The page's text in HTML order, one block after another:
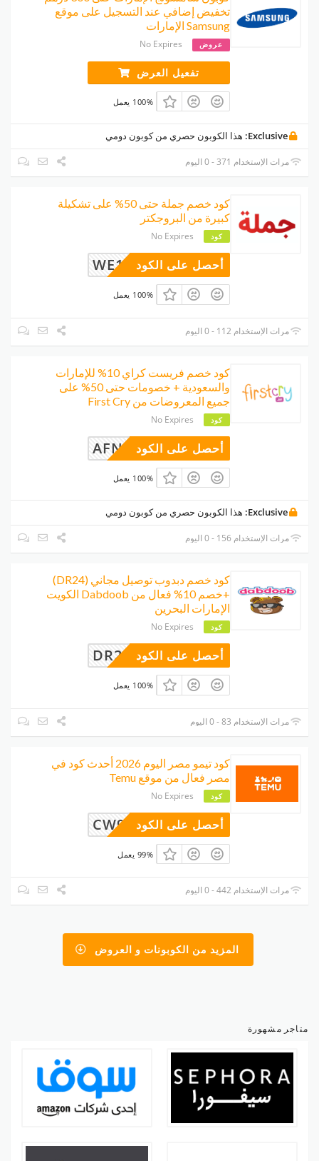
تخفيض إضافي عند التسجيل على موقع
Samsung الإمارات
عروض No Expires
تفعيل العرض
100% يعمل
Exclusive: هذا الكوبون حصري من كوبون دومي
مرات الإستخدام 371 - 0 اليوم
كود خصم جملة حتى 50% على تشكيلة
كبيرة من البروجكتر
كود No Expires
WE14 أحصل على الكود
100% يعمل
مرات الإستخدام 112 - 0 اليوم
كود خصم فريست كراي 10% للإمارات
والسعودية + خصومات حتى 50% على
جميع المعروضات من First Cry
كود No Expires
AFN74أحصل على الكود
100% يعمل
Exclusive: هذا الكوبون حصري من كوبون دومي
مرات الإستخدام 156 - 0 اليوم
كود خصم دبدوب توصيل مجاني (DR24)
+خصم 10% فعال من Dabdoob الكويت
الإمارات البحرين
كود No Expires
DR24 أحصل على الكود
100% يعمل
مرات الإستخدام 83 - 0 اليوم
كود تيمو مصر اليوم 2026 أحدث كود في
مصر فعال من موقع Temu
كود No Expires
CW997292أحصل على الكود
99% يعمل
مرات الإستخدام 442 - 0 اليوم
المزيد من الكوبونات و العروض
متاجر مشهورة